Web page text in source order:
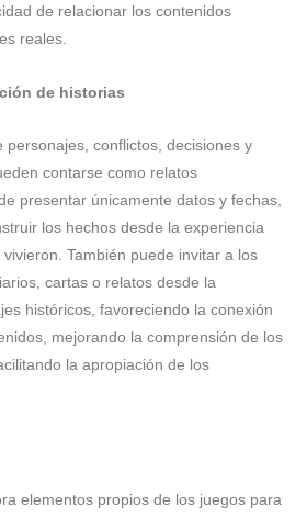
de relacionar los contenidos
reales.
de historias
personajes, conflictos, decisiones y
contarse como relatos
presentar únicamente datos y fechas,
los hechos desde la experiencia
También puede invitar a los
cartas o relatos desde la
históricos, favoreciendo la conexión
mejorando la comprensión de los
la apropiación de los
elementos propios de los juegos para